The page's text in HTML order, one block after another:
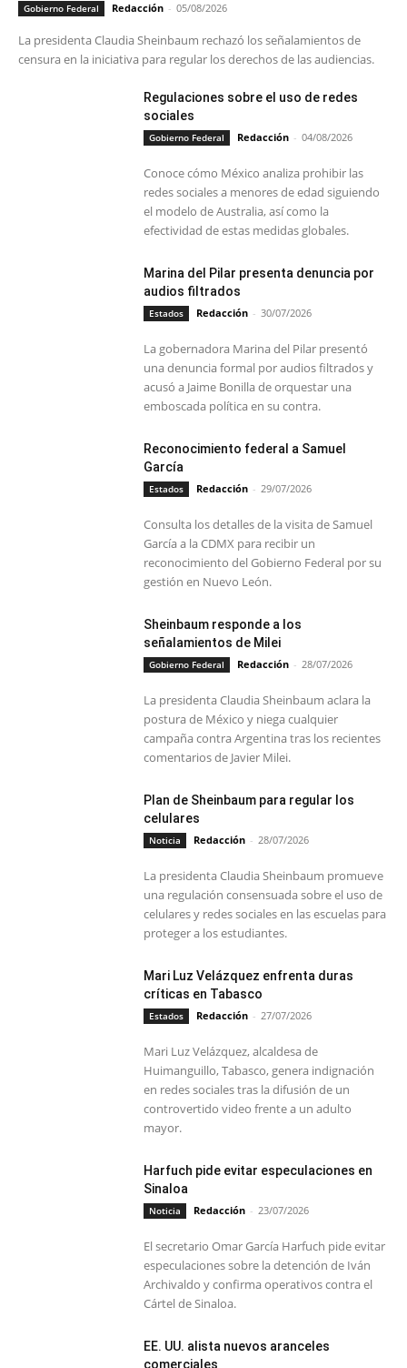
Gobierno Federal Redacción - 05/08/2026
La presidenta Claudia Sheinbaum rechazó los señalamientos de
censura en la iniciativa para regular los derechos de las audiencias.
Regulaciones sobre el uso de redes
sociales
Gobierno Federal Redacción - 04/08/2026
Conoce cómo México analiza prohibir las
redes sociales a menores de edad siguiendo
el modelo de Australia, así como la
efectividad de estas medidas globales.
Marina del Pilar presenta denuncia por
audios filtrados
Estados Redacción - 30/07/2026
La gobernadora Marina del Pilar presentó
una denuncia formal por audios filtrados y
acusó a Jaime Bonilla de orquestar una
emboscada política en su contra.
Reconocimiento federal a Samuel
García
Estados Redacción - 29/07/2026
Consulta los detalles de la visita de Samuel
García a la CDMX para recibir un
reconocimiento del Gobierno Federal por su
gestión en Nuevo León.
Sheinbaum responde a los
señalamientos de Milei
Gobierno Federal Redacción - 28/07/2026
La presidenta Claudia Sheinbaum aclara la
postura de México y niega cualquier
campaña contra Argentina tras los recientes
comentarios de Javier Milei.
Plan de Sheinbaum para regular los
celulares
Noticia Redacción - 28/07/2026
La presidenta Claudia Sheinbaum promueve
una regulación consensuada sobre el uso de
celulares y redes sociales en las escuelas para
proteger a los estudiantes.
Mari Luz Velázquez enfrenta duras
críticas en Tabasco
Estados Redacción - 27/07/2026
Mari Luz Velázquez, alcaldesa de
Huimanguillo, Tabasco, genera indignación
en redes sociales tras la difusión de un
controvertido video frente a un adulto
mayor.
Harfuch pide evitar especulaciones en
Sinaloa
Noticia Redacción - 23/07/2026
El secretario Omar García Harfuch pide evitar
especulaciones sobre la detención de Iván
Archivaldo y confirma operativos contra el
Cártel de Sinaloa.
EE. UU. alista nuevos aranceles
comerciales